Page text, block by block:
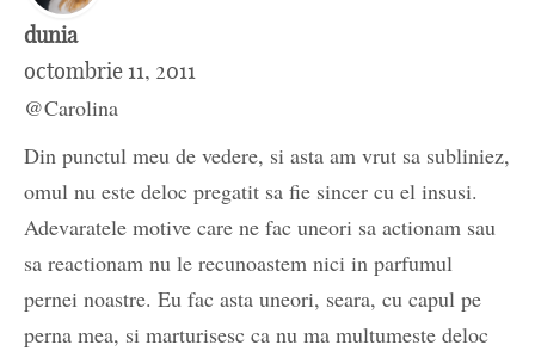
dunia
octombrie 11, 2011
@Carolina
Din punctul meu de vedere, si asta am vrut sa subliniez,
omul nu este deloc pregatit sa fie sincer cu el insusi.
Adevaratele motive care ne fac uneori sa actionam sau
sa reactionam nu le recunoastem nici in parfumul
pernei noastre. Eu fac asta uneori, seara, cu capul pe
perna mea, si marturisesc ca nu ma multumeste deloc